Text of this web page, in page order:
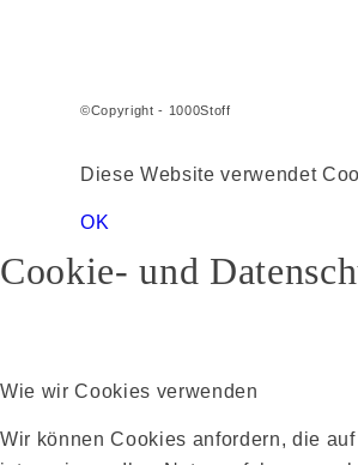
©Copyright - 1000Stoff
Diese Website verwendet
OK
Cookie- und
Wie wir Cookies verwenden
Wir können Cookies anfordern, die